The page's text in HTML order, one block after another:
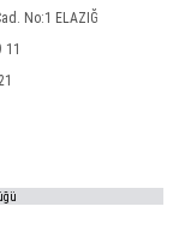
No:1 ELAZIĞ